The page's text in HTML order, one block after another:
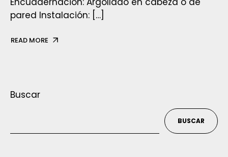
pared Instalación: […]
READ MORE
Buscar
BUSCAR